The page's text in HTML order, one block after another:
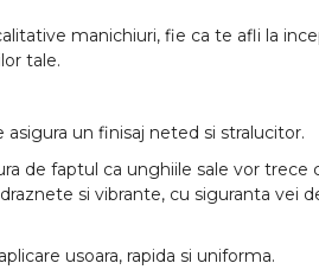
manichiuri, fie ca te afli la
tale.
un finisaj neted si stralucitor.
de faptul ca unghiile sale vor
si vibrante, cu siguranta vei
usoara, rapida si uniforma.